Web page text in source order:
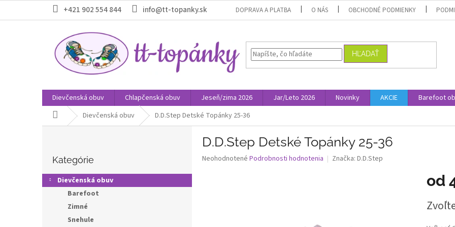
obsah
+421 902 554 844 info@tt-topanky.sk DOPRAVA A PLATBA O NÁS OBCHODNÉ PODMIENKY
HĽADAŤ
Dievčenská obuv Chlapčenská obuv Jeseň/zima 2026 Jar/Leto 2026 Novinky AKCIE Barefoot
DomovDievčenská obuv D.D.Step Detské Topánky 25-36
ý
p
kategórie
Kategórie
Dievčenská obuv
Barefoot
Zimné
Snehule
D.D.Step Detské Topánky 25-36
Priemerné
Neohodnotené Podrobnosti hodnotenia Značka: D.D.Step
od
cena: